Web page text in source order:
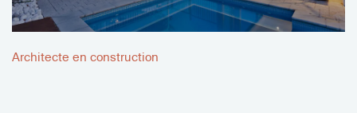
Architecte en construction